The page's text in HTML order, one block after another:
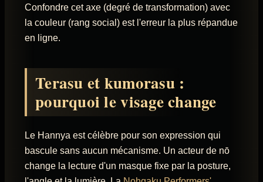
Confondre cet axe (degré de transformation) avec
la couleur (rang social) est l'erreur la plus répandue
en ligne.
Terasu et kumorasu :
pourquoi le visage change
Le Hannya est célèbre pour son expression qui
bascule sans aucun mécanisme. Un acteur de nō
change la lecture d'un masque fixe par la posture,